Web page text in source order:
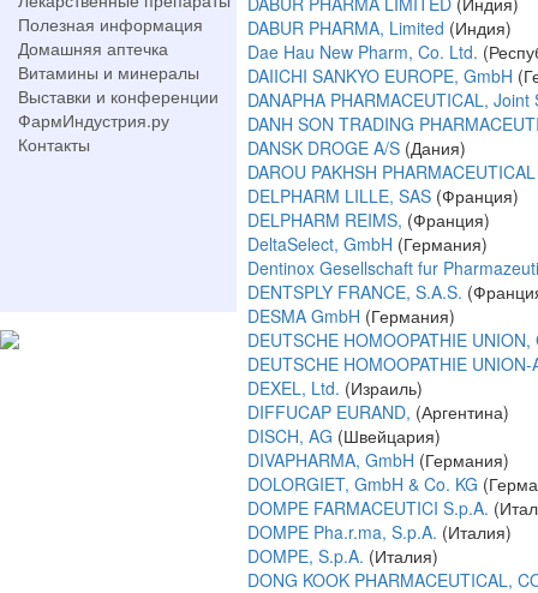
Полезная информация
Домашняя аптечка
Витамины и минералы
Выставки и конференции
ФармИндустрия.ру
Контакты
DABUR PHARMA, Limited (Индия)
Dae Hau New Pharm, Co. Ltd.
DAIICHI SANKYO EUROPE, GmbH
DANAPHA PHARMACEUTICAL,
DANH SON TRADING
DANSK DROGE A/S (Дания)
DAROU PAKHSH
DELPHARM LILLE, SAS (Франция)
DELPHARM REIMS, (Франция)
DeltaSelect, GmbH (Германия)
Dentinox Gesellschaft fur
DENTSPLY FRANCE, S.A.S.
DESMA GmbH (Германия)
DEUTSCHE HOMOOPATHIE
DEUTSCHE HOMOOPATHIE
DEXEL, Ltd. (Израиль)
DIFFUCAP EURAND, (Аргентина)
DISCH, AG (Швейцария)
DIVAPHARMA, GmbH (Германия)
DOLORGIET, GmbH & Co. KG
DOMPE FARMACEUTICI S.p.A.
DOMPE Pha.r.ma, S.p.A. (Италия)
DOMPE, S.p.A. (Италия)
DONG KOOK PHARMACEUTICAL,